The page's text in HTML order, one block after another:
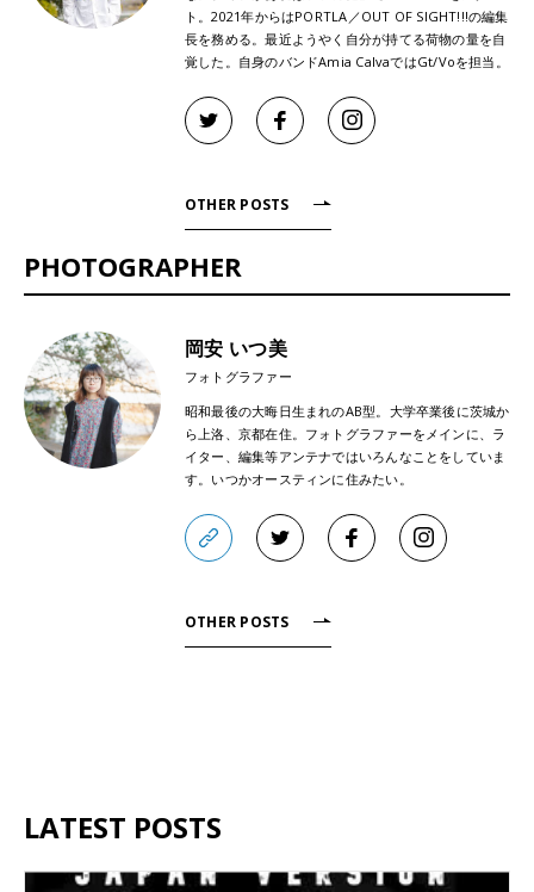
ト。2021年からはPORTLA／OUT OF SIGHT!!!の編集
長を務める。最近ようやく自分が持てる荷物の量を自
覚した。自身のバンドAmia CalvaではGt/Voを担当。
OTHER POSTS
PHOTOGRAPHER
岡安 いつ美
フォトグラファー
昭和最後の大晦日生まれのAB型。大学卒業後に茨城か
ら上洛、京都在住。フォトグラファーをメインに、ラ
イター、編集等アンテナではいろんなことをしていま
す。いつかオースティンに住みたい。
OTHER POSTS
LATEST POSTS